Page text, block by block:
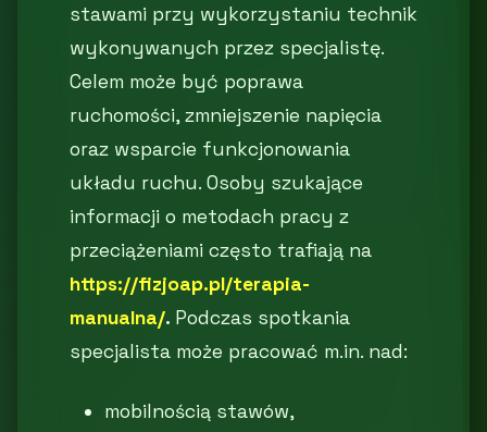
stawami przy wykorzystaniu technik
wykonywanych przez specjalistę.
Celem może być poprawa
ruchomości, zmniejszenie napięcia
oraz wsparcie funkcjonowania
układu ruchu. Osoby szukające
informacji o metodach pracy z
przeciążeniami często trafiają na
https://fizjoap.pl/terapia-
manualna/. Podczas spotkania
specjalista może pracować m.in. nad:
mobilnością stawów,